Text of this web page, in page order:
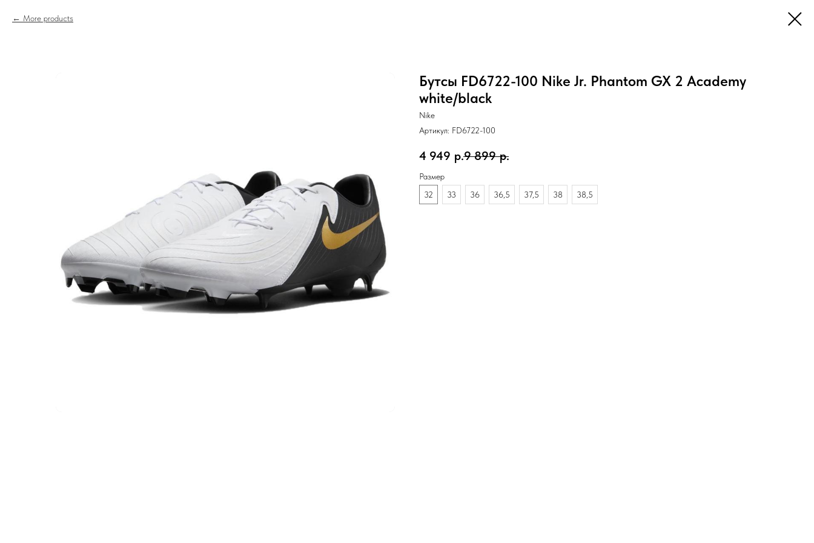
More products
Бутсы FD6722-100 Nike Jr. Phantom GX 2 Academy
white/black
Nike
Артикул: FD6722-100
4 949 р.9 899 р.
Размер
32
33 36 36,5 37,5 38 38,5